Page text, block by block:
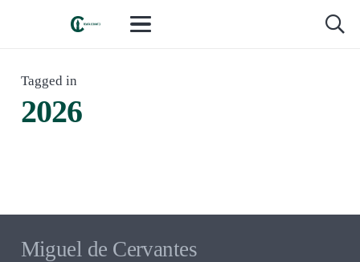
Tagged in
2026
LIBROS Y LECTURAS
La hija de Sergio del Molino. La hija
hace 4 meses
Miguel de Cervantes